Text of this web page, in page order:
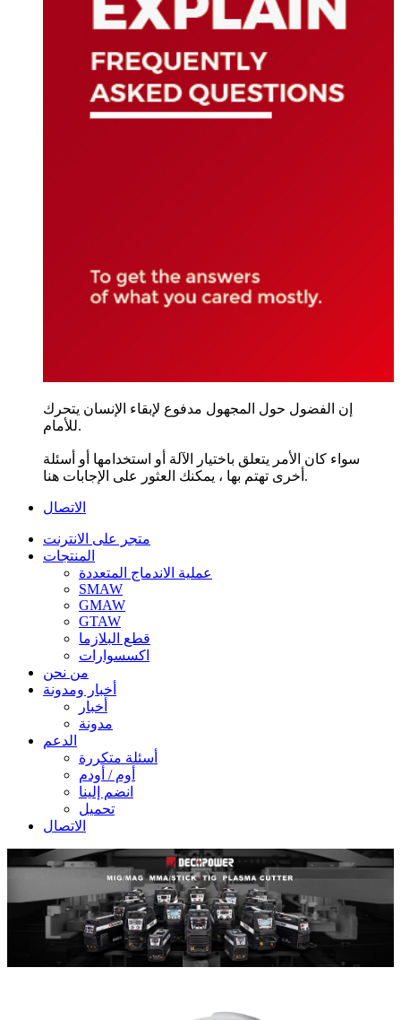
إن الفضول حول المجهول مدفوع لإبقاء الإنسان يتحرك
للأمام.
سواء كان الأمر يتعلق باختيار الآلة أو استخدامها أو أسئلة
أخرى تهتم بها ، يمكنك العثور على الإجابات هنا.
الاتصال
متجر على الانترنت
المنتجات
عملية الاندماج المتعددة
SMAW
GMAW
GTAW
قطع البلازما
اكسسوارات
من نحن
أخبار ومدونة
أخبار
مدونة
الدعم
أسئلة متكررة
أوم / أودم
انضم إلينا
تحميل
الاتصال